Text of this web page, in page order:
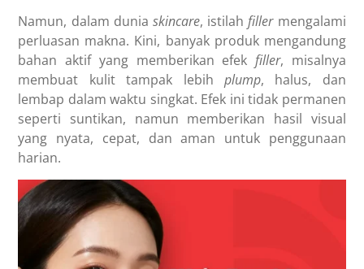
Namun, dalam dunia skincare, istilah filler mengalami
perluasan makna. Kini, banyak produk mengandung
bahan aktif yang memberikan efek filler, misalnya
membuat kulit tampak lebih plump, halus, dan
lembap dalam waktu singkat. Efek ini tidak permanen
seperti suntikan, namun memberikan hasil visual
yang nyata, cepat, dan aman untuk penggunaan
harian.